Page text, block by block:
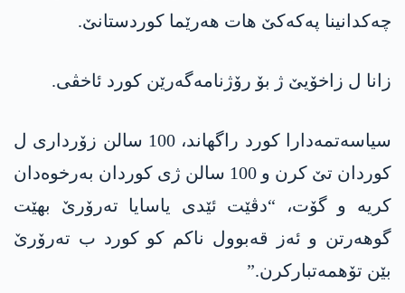
چەکدانینا پەکەکێ ھات ھەرێما کوردستانێ.
زانا ل زاخۆیێ ژ بۆ رۆژنامەگەرێن کورد ئاخڤی.
سیاسەتمەدارا کورد راگھاند، 100 سالن زۆرداری ل
کوردان تێ کرن و 100 سالن ژی کوردان بەرخوەدان
کریە و گۆت، “دڤێت ئێدی یاسایا تەرۆرێ بهێت
گوھەرتن و ئەز قەبوول ناکم کو کورد ب تەرۆرێ
بێن تۆھمەتبارکرن.”